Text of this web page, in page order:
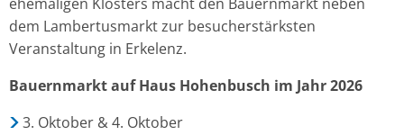
dem Lambertusmarkt zur besucherstärksten
Veranstaltung in Erkelenz.
Bauernmarkt auf Haus Hohenbusch im Jahr 2026
3. Oktober & 4. Oktober